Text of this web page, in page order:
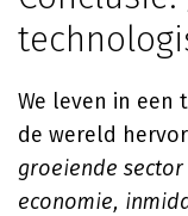
We leven in
de wereld
groeiende
economie,